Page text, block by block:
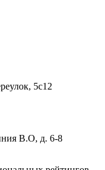
5с12
В.О, д. 6-8